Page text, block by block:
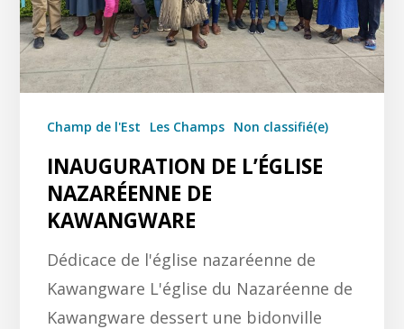
Champ de l'Est Les Champs Non classifié(e)
INAUGURATION DE L’ÉGLISE
NAZARÉENNE DE
KAWANGWARE
Dédicace de l'église nazaréenne de
Kawangware L'église du Nazaréenne de
Kawangware dessert une bidonville